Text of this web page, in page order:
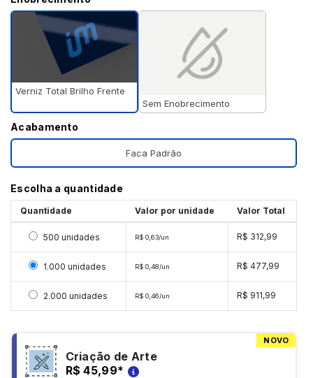
Verniz Total Brilho Frente
Sem Enobrecimento
Acabamento
Faca Padrão
Escolha a quantidade
Quantidade Valor por unidade Valor Total
Selecionar 500 unidades
500 unidades R$ 0,63/un R$ 312,99
Selecionar 1000 unidades
1.000 unidades R$ 0,48/un R$ 477,99
Selecionar 2000 unidades
2.000 unidades R$ 0,46/un R$ 911,99
NOVO
Criação de Arte
R$ 45,99*